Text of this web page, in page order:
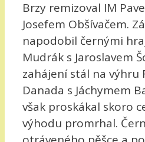
Brzy remizoval IM
Josefem Obšívačem.
napodobil černými
Mudrák s Jaroslavem
zahájení stál na výhru
Danada s Jáchymem
však proskákal skoro
výhodu promrhal.